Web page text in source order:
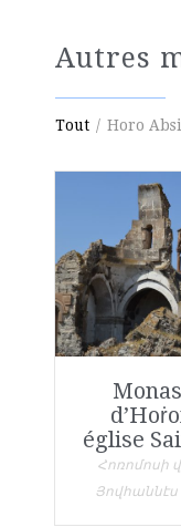
Autres
Tout / Horo
église
Հոռոմոսի
Յովհաննէս